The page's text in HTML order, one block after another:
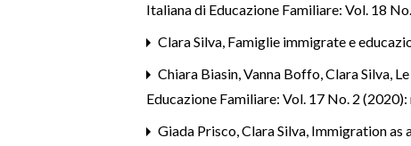
Italiana di Educazione Familiare: Vol. 18
Clara Silva, Famiglie immigrate e
Chiara Biasin, Vanna Boffo, Clara Silva,
Educazione Familiare: Vol. 17 No. 2
Giada Prisco, Clara Silva, Immigration as